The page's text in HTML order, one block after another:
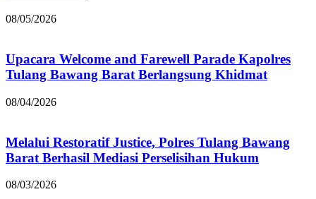
08/05/2026
Upacara Welcome and Farewell Parade Kapolres
Tulang Bawang Barat Berlangsung Khidmat
08/04/2026
Melalui Restoratif Justice, Polres Tulang Bawang
Barat Berhasil Mediasi Perselisihan Hukum
08/03/2026